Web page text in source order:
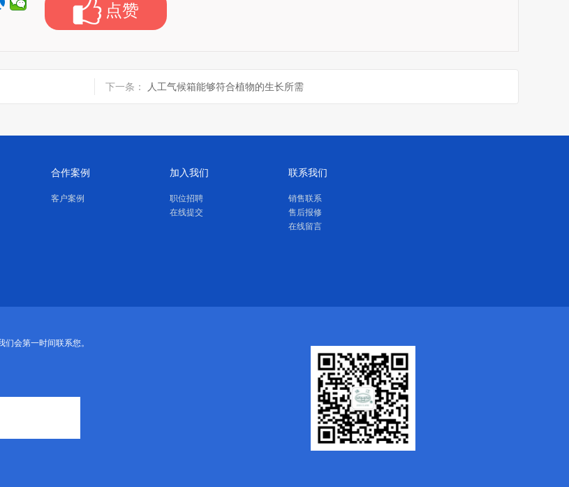
点赞
下一条： 人工气候箱能够符合植物的生长所需
合作案例
客户案例
加入我们
职位招聘
在线提交
联系我们
销售联系
售后报修
在线留言
会第一时间联系您。